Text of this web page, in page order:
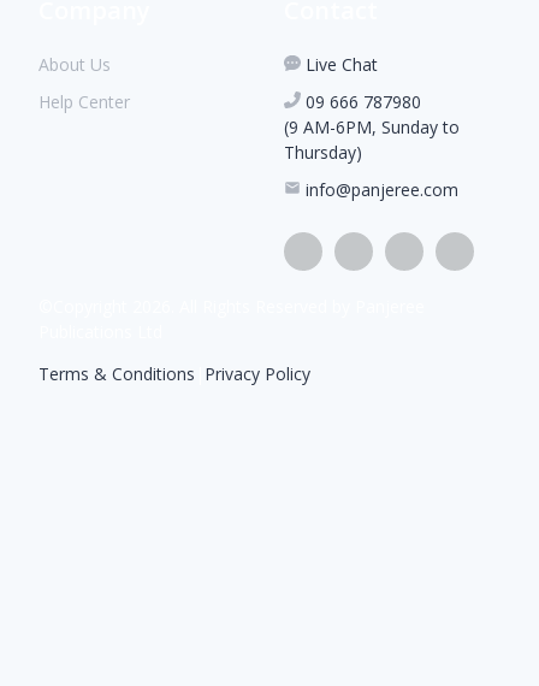
About Us
Help Center
Live Chat
09 666 787980
(9 AM-6PM, Sunday to
Thursday)
info@panjeree.com
Terms & Conditions Privacy Policy